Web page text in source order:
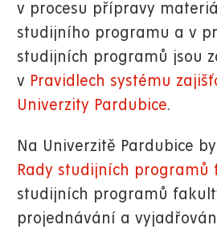
v procesu přípravy
studijního programu a v
studijních programů jsou
v Pravidlech systému
Univerzity Pardubice.
Na Univerzitě Pardubice
Rady studijních programů
studijních programů
projednávání a